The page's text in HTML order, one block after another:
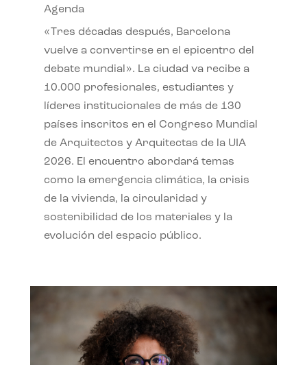
Agenda
«Tres décadas después, Barcelona
vuelve a convertirse en el epicentro del
debate mundial». La ciudad va recibe a
10.000 profesionales, estudiantes y
líderes institucionales de más de 130
países inscritos en el Congreso Mundial
de Arquitectos y Arquitectas de la UIA
2026. El encuentro abordará temas
como la emergencia climática, la crisis
de la vivienda, la circularidad y
sostenibilidad de los materiales y la
evolución del espacio público.